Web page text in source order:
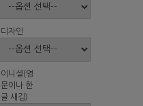
디자인
이니셜(영
문이나 한
글 새김)